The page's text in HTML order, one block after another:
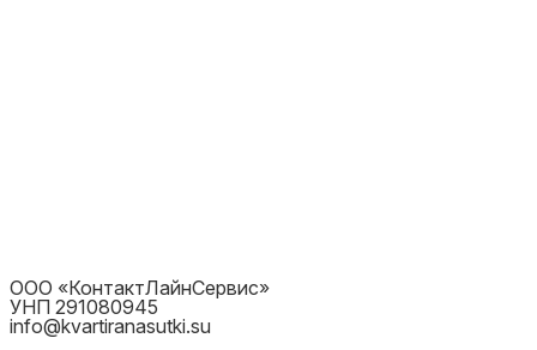
ООО «КонтактЛайнСервис»
УНП 291080945
info@kvartiranasutki.su